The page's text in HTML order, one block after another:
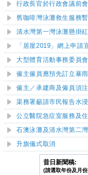
行政長官於行政會議前
舊咖啡灣泳灘救生服務
清水灣第一灣泳灘懸掛
「居屋2019 」網上申請
大型體育活動事務委員
僱主僱員應預先訂立暴
僱主／承建商及僱員須
渠務署籲請市民報告水浸
公立醫院急症室服務及
石澳泳灘及清水灣第二
升旗儀式取消
昔日新聞稿:
(請選取年份及月份